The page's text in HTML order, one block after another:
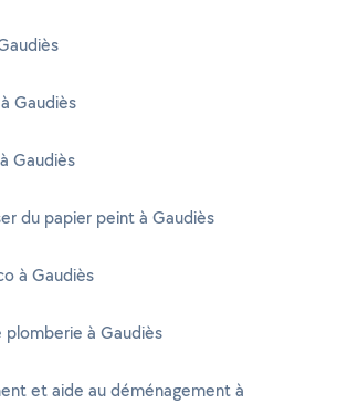
Gaudiès
Gaudiès
du papier peint à Gaudiès
à Gaudiès
plomberie à Gaudiès
et aide au déménagement à